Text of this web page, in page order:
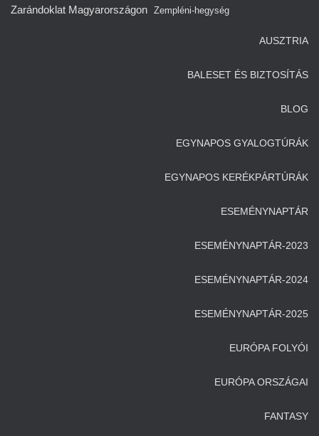
Zarándoklat Magyarországon Zempléni-hegység
AUSZTRIA
BALESET ÉS BIZTOSÍTÁS
BLOG
EGYNAPOS GYALOGTÚRÁK
EGYNAPOS KERÉKPÁRTÚRÁK
ESEMÉNYNAPTÁR
ESEMÉNYNAPTÁR-2023
ESEMÉNYNAPTÁR-2024
ESEMÉNYNAPTÁR-2025
EURÓPA FOLYÓI
EURÓPA ORSZÁGAI
FANTASY